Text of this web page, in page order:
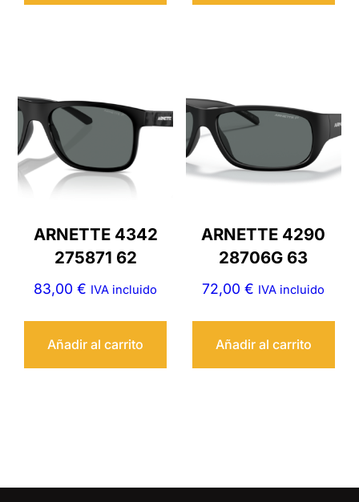
ARNETTE 4342
275871 62
83,00€ IVA incluido
Añadir al carrito
ARNETTE 4290
28706G 63
72,00€ IVA incluido
Añadir al carrito